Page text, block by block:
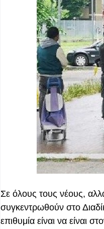
Σε όλους τους νέους,
συγκεντρωθούν στο
επιθυμία είναι να είναι